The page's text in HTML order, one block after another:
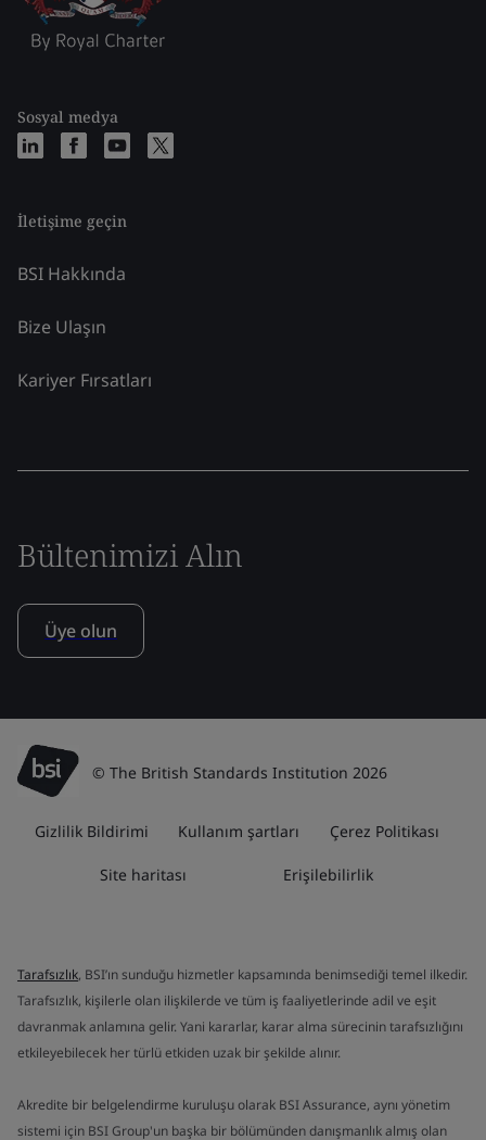
Sosyal medya
İletişime geçin
BSI Hakkında
Bize Ulaşın
Kariyer Fırsatları
Bültenimizi Alın
Üye olun
© The British Standards Institution 2026
Gizlilik Bildirimi Kullanım şartları Çerez Politikası
Site haritası Erişilebilirlik
Tarafsızlık, BSI’ın sunduğu hizmetler kapsamında benimsediği temel ilkedir.
Tarafsızlık, kişilerle olan ilişkilerde ve tüm iş faaliyetlerinde adil ve eşit
davranmak anlamına gelir. Yani kararlar, karar alma sürecinin tarafsızlığını
etkileyebilecek her türlü etkiden uzak bir şekilde alınır.
Akredite bir belgelendirme kuruluşu olarak BSI Assurance, aynı yönetim
sistemi için BSI Group'un başka bir bölümünden danışmanlık almış olan